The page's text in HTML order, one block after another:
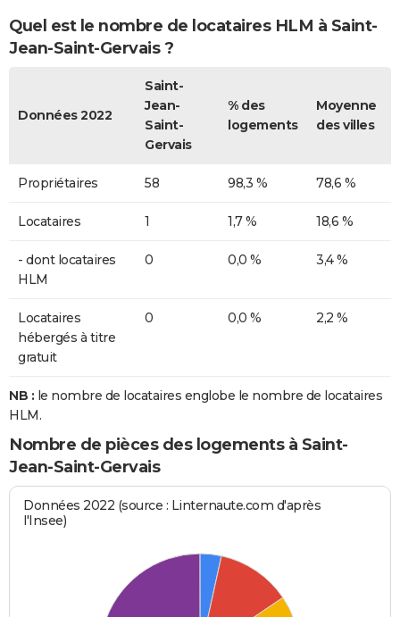
Quel est le nombre de locataires HLM à Saint-
Jean-Saint-Gervais ?
Données 2022
Saint-
Jean-
Saint-
Gervais
% des
logements
Moyenne
des villes
Propriétaires 58 98,3 % 78,6 %
Locataires 1 1,7 % 18,6 %
- dont locataires
HLM
0 0,0 % 3,4 %
Locataires
hébergés à titre
gratuit
0 0,0 % 2,2 %
NB : le nombre de locataires englobe le nombre de locataires
HLM.
Nombre de pièces des logements à Saint-
Jean-Saint-Gervais
Données 2022 (source : Linternaute.com d'après
l'Insee)